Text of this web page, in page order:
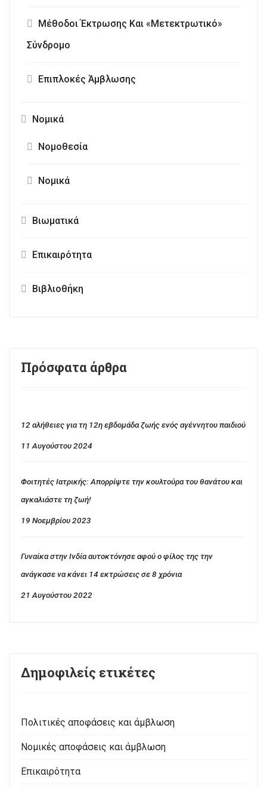
Μέθοδοι Έκτρωσης Και «Μετεκτρωτικό»
Σύνδρομο
Επιπλοκές Άμβλωσης
Νομικά
Νομοθεσία
Νομικά
Βιωματικά
Επικαιρότητα
Βιβλιοθήκη
Πρόσφατα άρθρα
12 αλήθειες για τη 12η εβδομάδα ζωής ενός αγέννητου παιδιού
11 Αυγούστου 2024
Φοιτητές Ιατρικής: Απορρίψτε την κουλτούρα του θανάτου και
αγκαλιάστε τη ζωή!
19 Νοεμβρίου 2023
Γυναίκα στην Ινδία αυτοκτόνησε αφού ο φίλος της την
ανάγκασε να κάνει 14 εκτρώσεις σε 8 χρόνια
21 Αυγούστου 2022
Δημοφιλείς ετικέτες
Πολιτικές αποφάσεις και άμβλωση
Νομικές αποφάσεις και άμβλωση
Επικαιρότητα